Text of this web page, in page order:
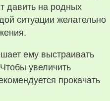
давить на родных
ситуации желательно
ему выстраивать
увеличить
прокачать